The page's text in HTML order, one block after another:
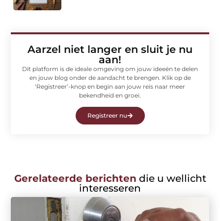
Aarzel niet langer en sluit je nu
aan!
Dit platform is de ideale omgeving om jouw ideeën te delen
en jouw blog onder de aandacht te brengen. Klik op de
‘Registreer’-knop en begin aan jouw reis naar meer
bekendheid en groei.
Registreer nu
Gerelateerde berichten die u wellicht
interesseren